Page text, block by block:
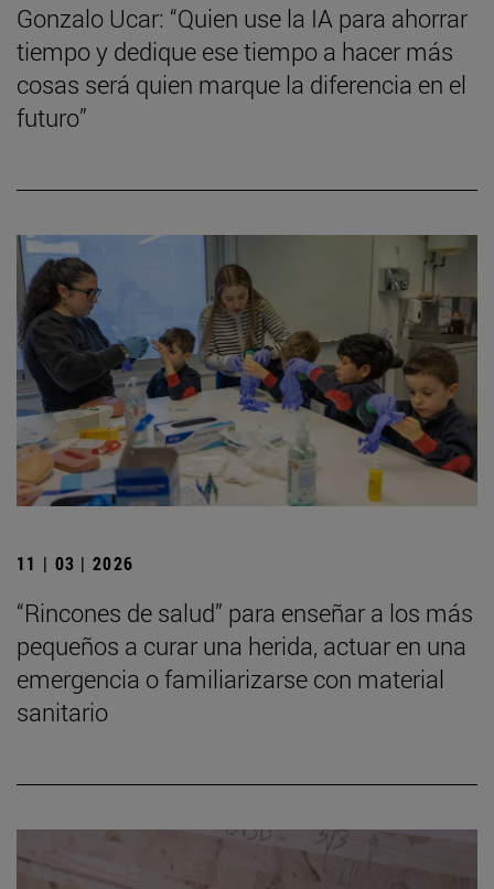
Gonzalo Ucar: “Quien use la IA para ahorrar
tiempo y dedique ese tiempo a hacer más
cosas será quien marque la diferencia en el
futuro”
11 | 03 | 2026
“Rincones de salud” para enseñar a los más
pequeños a curar una herida, actuar en una
emergencia o familiarizarse con material
sanitario